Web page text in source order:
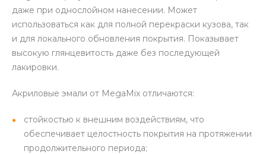
даже при однослойном нанесении. Может
использоваться как для полной перекраски кузова, так
и для локального обновления покрытия. Показывает
высокую глянцевитость даже без последующей
лакировки.
Акриловые эмали от MegaMix отличаются:
стойкостью к внешним воздействиям, что
обеспечивает целостность покрытия на протяжении
продолжительного периода;